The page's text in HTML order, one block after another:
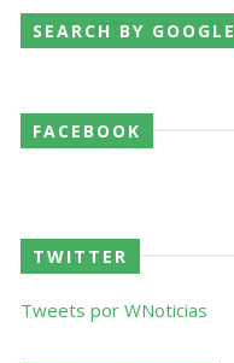
SEARCH BY GOOGLE
FACEBOOK
TWITTER
Tweets por WNoticias